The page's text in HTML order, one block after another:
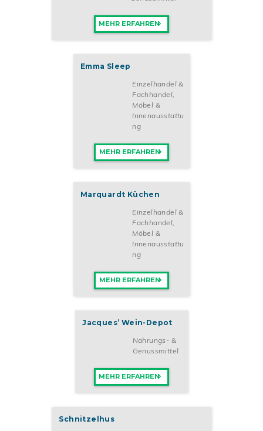
MEHR ERFAHREN
Emma Sleep
Einzelhandel &
Fachhandel
Möbel &
Innenausstattu
ng
MEHR ERFAHREN
Marquardt Küchen
Einzelhandel &
Fachhandel
Möbel &
Innenausstattu
ng
MEHR ERFAHREN
Jacques’ Wein-Depot
Nahrungs- &
Genussmittel
MEHR ERFAHREN
Schnitzelhus